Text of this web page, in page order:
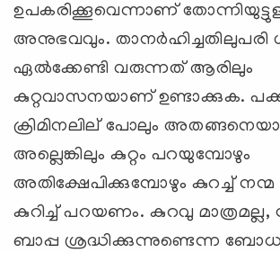
ഉപകരിക്കൂവെന്നാണ്
അനുഭവവും. താനര്‍ഹിച്ചതിലുപരി
ഏല്‍ക്കേണ്ടി വരുന്നത് ആരിലും
കുറ്റവാസനയാണ് ഉണ്ടാക്കുക.
ക്രിമിനലില് ‍പോലും
അല്ലെങ്കിലും കുറ്റം പറയുമ്പോഴും
അതിക്ഷേപിക്കുമ്പോഴും കുറച്ച്
കുറിച്ച് പറയണം. കുറവു മാത്രമല്ല,
ബാപ്പ ശ്രദ്ധിക്കുന്നുണ്ടെന്ന